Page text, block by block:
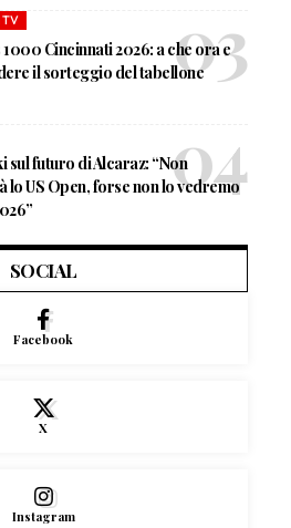
TV
Cincinnati 2026: a che ora e
il sorteggio del tabellone
sul futuro di Alcaraz: “Non
lo US Open, forse non lo vedremo
SOCIAL
Facebook
X
Instagram